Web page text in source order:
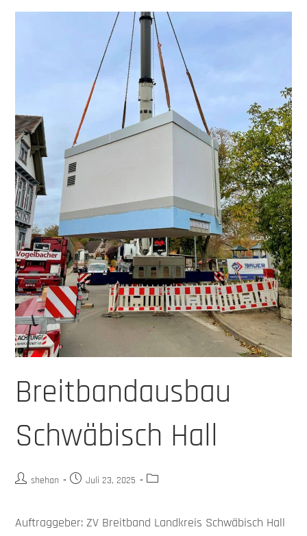
Breitbandausbau
Schwäbisch Hall
shehan Juli 23, 2025
Auftraggeber: ZV Breitband Landkreis Schwäbisch Hall